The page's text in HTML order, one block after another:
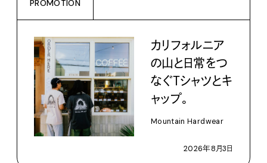
PROMOTION
カリフォルニア
の山と日常をつ
なぐＴシャツとキ
ャップ。
Mountain Hardwear
2026年8月3日